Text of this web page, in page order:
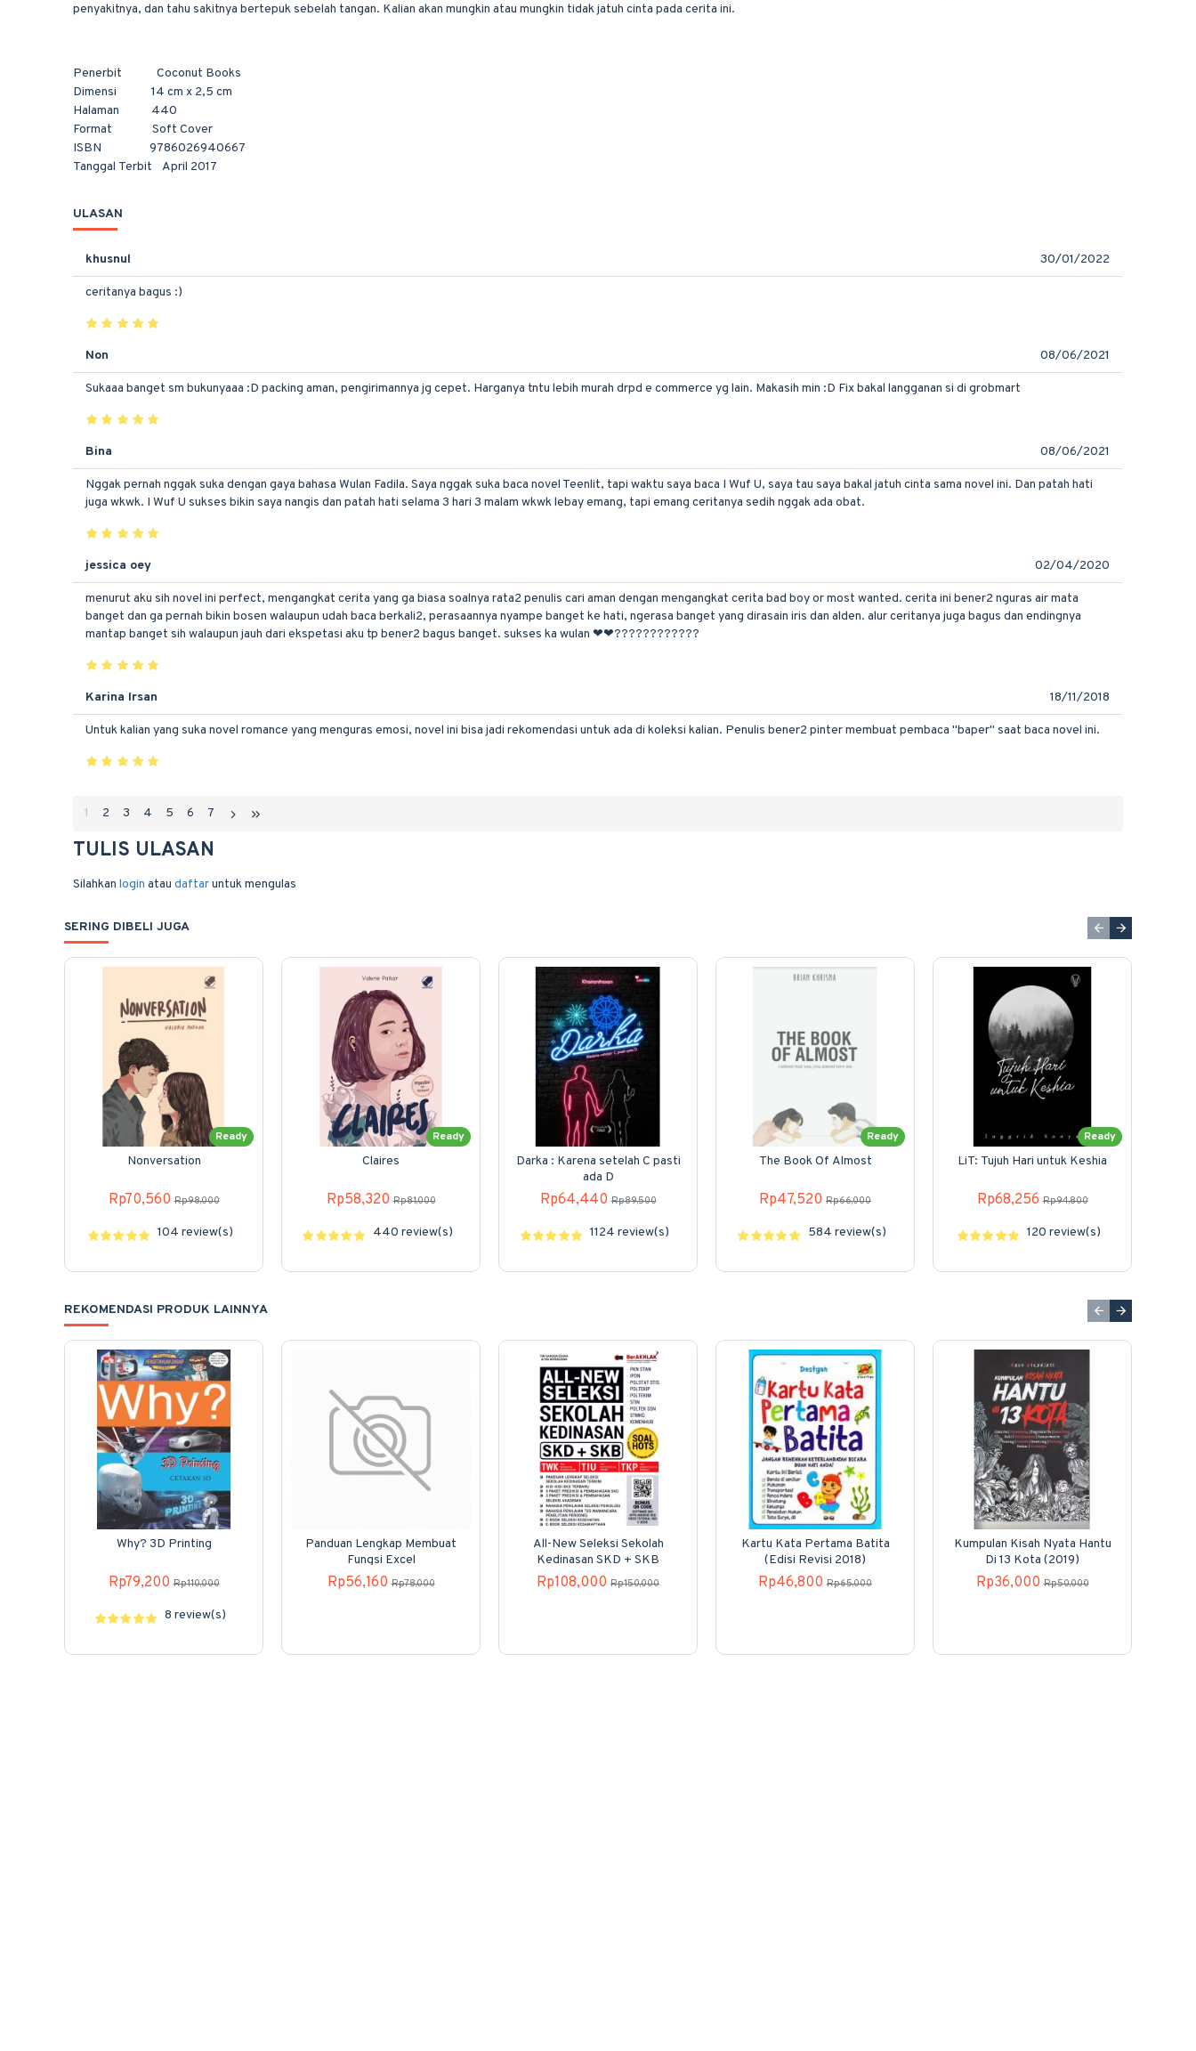
penyakitnya, dan tahu sakitnya bertepuk sebelah tangan. Kalian akan mungkin atau mungkin tidak jatuh cinta pada cerita ini.
Penerbit Coconut Books
Dimensi 14 cm x 2,5 cm
Halaman 440
Format Soft Cover
ISBN 9786026940667
Tanggal Terbit April 2017
ULASAN
khusnul 30/01/2022
ceritanya bagus :)
Non 08/06/2021
Sukaaa banget sm bukunyaaa :D packing aman, pengirimannya jg cepet. Harganya tntu lebih murah drpd e commerce yg lain. Makasih min :D Fix bakal langganan si di grobmart
Bina 08/06/2021
Nggak pernah nggak suka dengan gaya bahasa Wulan Fadila. Saya nggak suka baca novel Teenlit, tapi waktu saya baca I Wuf U, saya tau saya bakal jatuh cinta sama novel ini. Dan patah hati
juga wkwk. I Wuf U sukses bikin saya nangis dan patah hati selama 3 hari 3 malam wkwk lebay emang, tapi emang ceritanya sedih nggak ada obat.
jessica oey 02/04/2020
menurut aku sih novel ini perfect, mengangkat cerita yang ga biasa soalnya rata2 penulis cari aman dengan mengangkat cerita bad boy or most wanted. cerita ini bener2 nguras air mata
banget dan ga pernah bikin bosen walaupun udah baca berkali2, perasaannya nyampe banget ke hati, ngerasa banget yang dirasain iris dan alden. alur ceritanya juga bagus dan endingnya
mantap banget sih walaupun jauh dari ekspetasi aku tp bener2 bagus banget. sukses ka wulan ❤❤????????????
Karina Irsan 18/11/2018
Untuk kalian yang suka novel romance yang menguras emosi, novel ini bisa jadi rekomendasi untuk ada di koleksi kalian. Penulis bener2 pinter membuat pembaca "baper" saat baca novel ini.
1 2 3 4 5 6 7
TULIS ULASAN
Silahkan login atau daftaruntuk mengulas
SERING DIBELI JUGA
Ready
Nonversation
Rp70,560 Rp98,000
104 review(s)
Ready
Claires
Rp58,320 Rp81,000
440 review(s)
Darka : Karena setelah C pasti
ada D
Rp64,440 Rp89,500
1124 review(s)
Ready
The Book Of Almost
Rp47,520 Rp66,000
584 review(s)
Ready
LiT: Tujuh Hari untuk Keshia
Rp68,256 Rp94,800
120 review(s)
REKOMENDASI PRODUK LAINNYA
Why? 3D Printing
Rp79,200 Rp110,000
8 review(s)
Panduan Lengkap Membuat
Fungsi Excel
Rp56,160 Rp78,000
All-New Seleksi Sekolah
Kedinasan SKD + SKB
Rp108,000 Rp150,000
Kartu Kata Pertama Batita
(Edisi Revisi 2018)
Rp46,800 Rp65,000
Kumpulan Kisah Nyata Hantu
Di 13 Kota (2019)
Rp36,000 Rp50,000